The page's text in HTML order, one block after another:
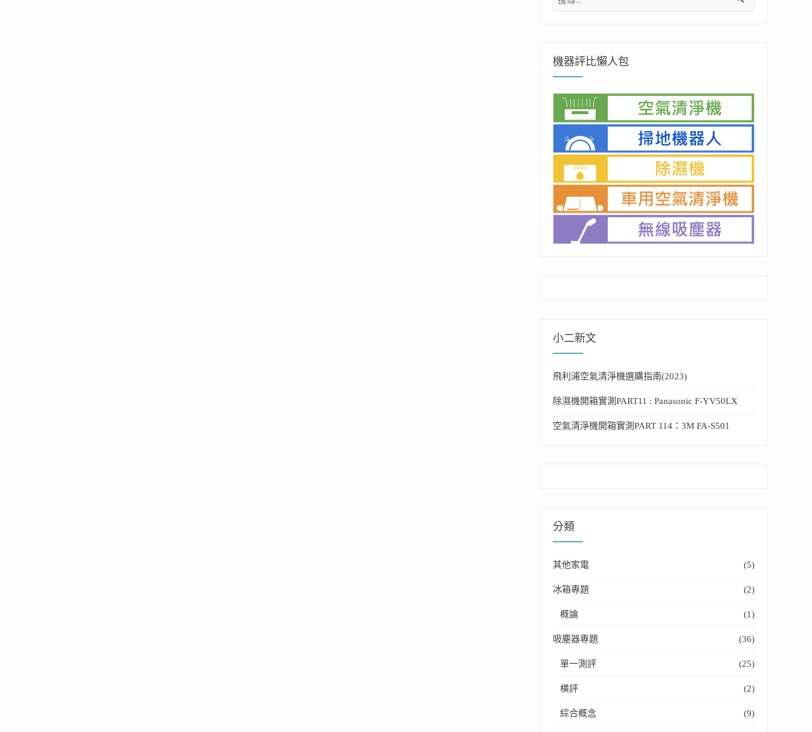
機器評比懶人包
小二新文
飛利浦空氣清淨機選購指南(2023)
除濕機開箱實測PART11 : Panasonic F-YV50LX
空氣清淨機開箱實測PART 114：3M FA-S501
分類
其他家電 (5)
冰箱專題 (2)
概論 (1)
吸塵器專題 (36)
單一測評 (25)
橫評 (2)
綜合概念 (9)